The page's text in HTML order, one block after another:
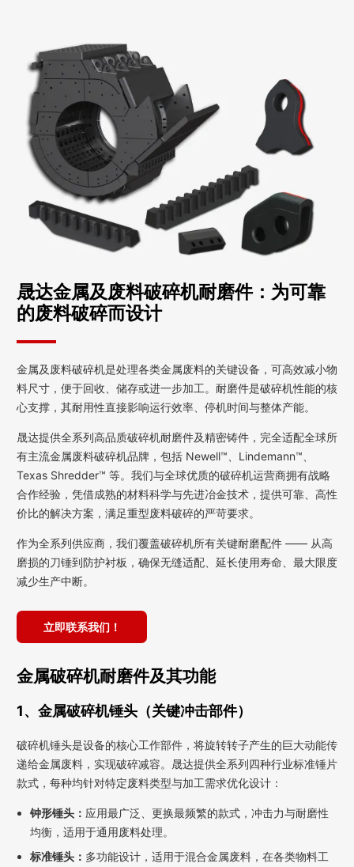
晟达金属及废料破碎机耐磨件：为可靠
的废料破碎而设计
金属及废料破碎机是处理各类金属废料的关键设备，可高效减小物
料尺寸，便于回收、储存或进一步加工。耐磨件是破碎机性能的核
心支撑，其耐用性直接影响运行效率、停机时间与整体产能。
晟达提供全系列高品质破碎机耐磨件及精密铸件，完全适配全球所
有主流金属废料破碎机品牌，包括 Newell™、Lindemann™、
Texas Shredder™ 等。我们与全球优质的破碎机运营商拥有战略
合作经验，凭借成熟的材料科学与先进冶金技术，提供可靠、高性
价比的解决方案，满足重型废料破碎的严苛要求。
作为全系列供应商，我们覆盖破碎机所有关键耐磨配件 —— 从高
磨损的刀锤到防护衬板，确保无缝适配、延长使用寿命、最大限度
减少生产中断。
立即联系我们！
金属破碎机耐磨件及其功能
1、金属破碎机锤头（关键冲击部件）
破碎机锤头是设备的核心工作部件，将旋转转子产生的巨大动能传
递给金属废料，实现破碎减容。晟达提供全系列四种行业标准锤片
款式，每种均针对特定废料类型与加工需求优化设计：
钟形锤头： 应用最广泛、更换最频繁的款式，冲击力与耐磨性
均衡，适用于通用废料处理。
标准锤头： 多功能设计，适用于混合金属废料，在各类物料工